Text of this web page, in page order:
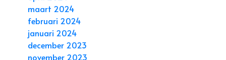
maart 2024
februari 2024
januari 2024
december 2023
november 2023